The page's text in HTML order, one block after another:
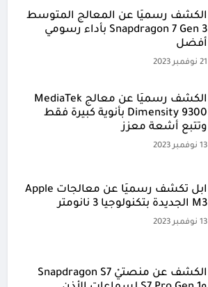
الكشف رسميًا عن المعالج المتوسط
Snapdragon 7 Gen 3 بأداء رسومي
أفضل
21 نوفمبر 2023
الكشف رسميًا عن معالج MediaTek
Dimensity 9300 بأنوية كبيرة فقط
وتتبع أشعة معزز
13 نوفمبر 2023
آبل تكشف رسميًا عن معالجات Apple
M3 الجديدة بتكنولوجيا 3 نانومتر
13 نوفمبر 2023
الكشف عن منصتيْ Snapdragon S7